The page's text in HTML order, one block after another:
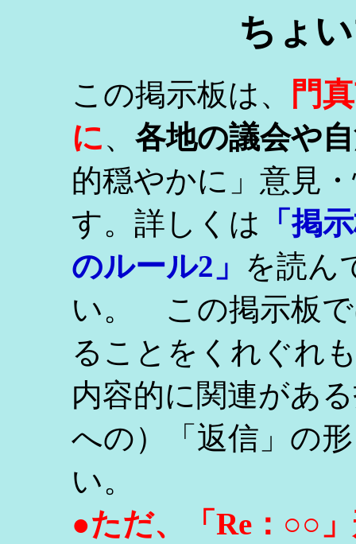
ちょ
この掲示板は、
門
に、 各地の議会や
的穏やかに」意見
す。詳しくは
「掲
のルール2」 を読ん
い。 この掲示板で
ることをくれぐれ
内容的に関連があ
への）「返信」の
い。
●ただ、「Re：○○